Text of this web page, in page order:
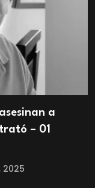
a
– 01
2025